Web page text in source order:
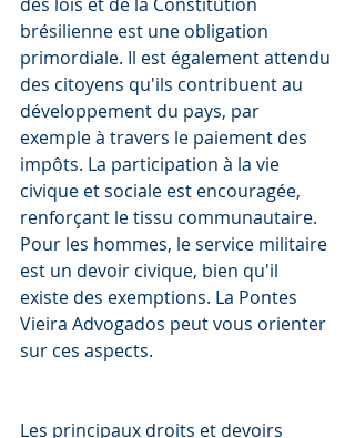
brésilienne est une obligation
primordiale. Il est également attendu
des citoyens qu'ils contribuent au
développement du pays, par
exemple à travers le paiement des
impôts. La participation à la vie
civique et sociale est encouragée,
renforçant le tissu communautaire.
Pour les hommes, le service militaire
est un devoir civique, bien qu'il
existe des exemptions. La Pontes
Vieira Advogados peut vous orienter
sur ces aspects.
Les principaux droits et devoirs